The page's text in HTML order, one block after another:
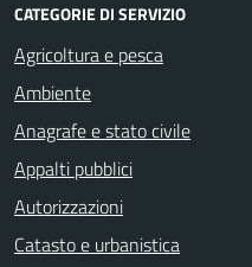
CATEGORIE DI SERVIZIO
Agricoltura e pesca
Ambiente
Anagrafe e stato civile
Appalti pubblici
Autorizzazioni
Catasto e urbanistica